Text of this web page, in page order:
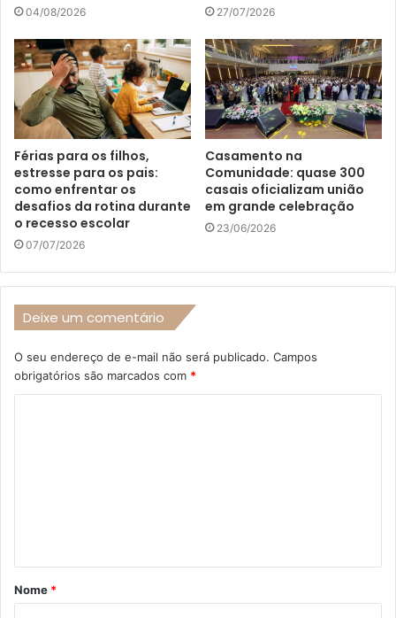
04/08/2026 27/07/2026
Férias para os filhos,
estresse para os pais:
como enfrentar os
desafios da rotina durante
o recesso escolar
07/07/2026
Casamento na
Comunidade: quase 300
casais oficializam união
em grande celebração
23/06/2026
Deixe um comentário
O seu endereço de e-mail não será publicado. Campos
obrigatórios são marcados com *
á
r
Nome *